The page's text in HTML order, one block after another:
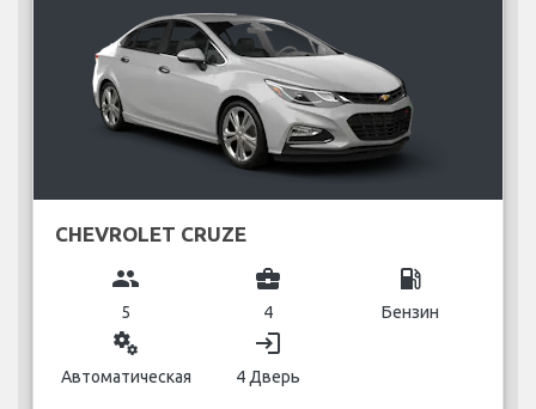
CHEVROLET CRUZE
group
5
business_center
4
local_gas_station
Бензин
miscellaneous_services
Автоматическая
login
4 Дверь